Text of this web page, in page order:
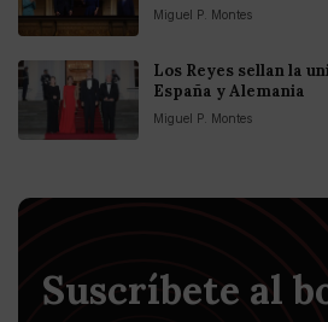
Miguel P. Montes
Los Reyes sellan la
España y Alemania
Miguel P. Montes
Suscríbete al